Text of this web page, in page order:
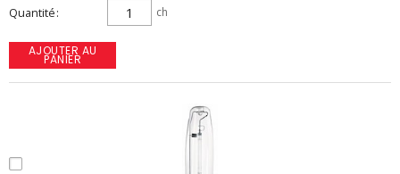
Quantité ch
AJOUTER AU
PANIER